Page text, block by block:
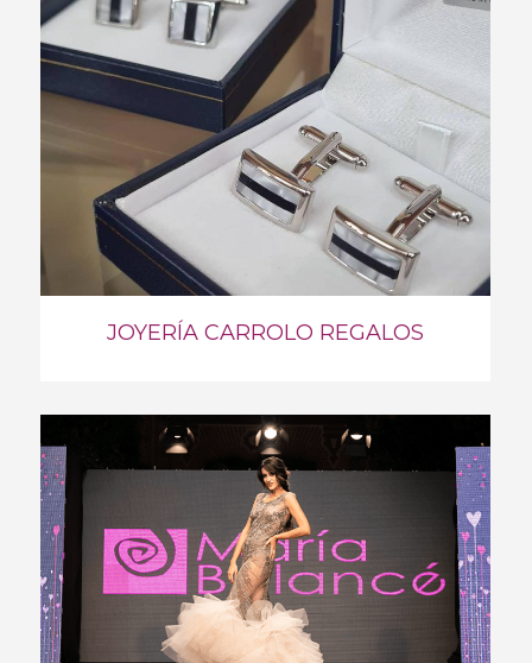
JOYERÍA CARROLO REGALOS